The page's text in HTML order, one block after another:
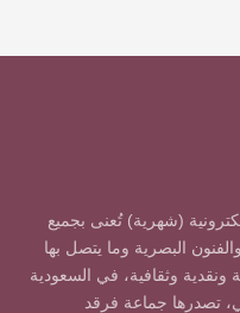
(شهرية) تُعنى بجميع
والفنون البصرية وما يتصل بها
وثقافية، في السعودية
تصدرها جماعة فرقد